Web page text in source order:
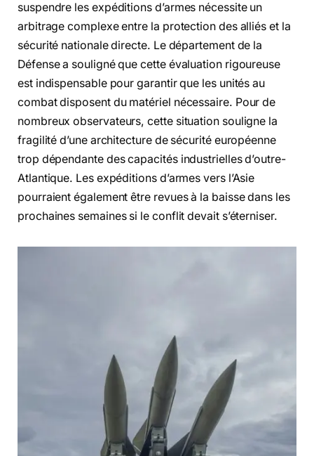
suspendre les expéditions d’armes nécessite un
arbitrage complexe entre la protection des alliés et la
sécurité nationale directe. Le département de la
Défense a souligné que cette évaluation rigoureuse
est indispensable pour garantir que les unités au
combat disposent du matériel nécessaire. Pour de
nombreux observateurs, cette situation souligne la
fragilité d’une architecture de sécurité européenne
trop dépendante des capacités industrielles d’outre-
Atlantique. Les expéditions d’armes vers l’Asie
pourraient également être revues à la baisse dans les
prochaines semaines si le conflit devait s’éterniser.